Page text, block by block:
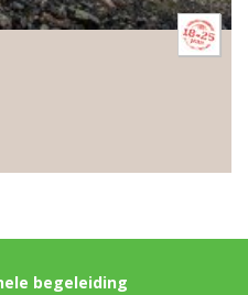
begeleiding